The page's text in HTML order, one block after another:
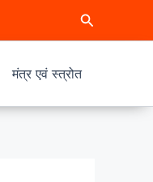
Search
मंत्र एवं स्त्रोत